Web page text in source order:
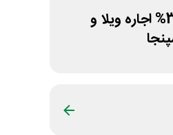
کد تخفیف 3% اجاره ویلا و